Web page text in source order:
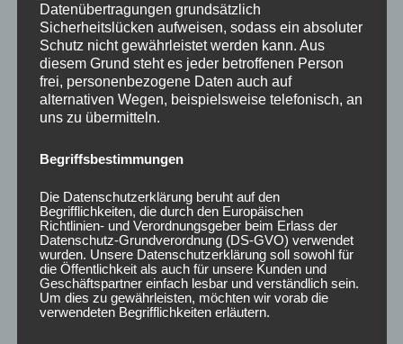
CONCAVER CVR1
19×8,5 ET45 5×112
Carbon Graphite
450,00€360,00€ *
mit
CONCAVER CVR1
19×8 ET40 5×112
Platinum Black
425,00€ *
Datenübertragungen grundsätzlich
Sicherheitslücken aufweisen, sodass ein absoluter
Schutz nicht gewährleistet werden kann. Aus
diesem Grund steht es jeder betroffenen Person
frei, personenbezogene Daten auch auf
alternativen Wegen, beispielsweise telefonisch, an
uns zu übermitteln.
Begriffsbestimmungen
Die Datenschutzerklärung beruht auf den
Begrifflichkeiten, die durch den Europäischen
Richtlinien- und Verordnungsgeber beim Erlass der
Datenschutz-Grundverordnung (DS-GVO) verwendet
wurden. Unsere Datenschutzerklärung soll sowohl für
die Öffentlichkeit als auch für unsere Kunden und
Geschäftspartner einfach lesbar und verständlich sein.
Um dies zu gewährleisten, möchten wir vorab die
verwendeten Begrifflichkeiten erläutern.